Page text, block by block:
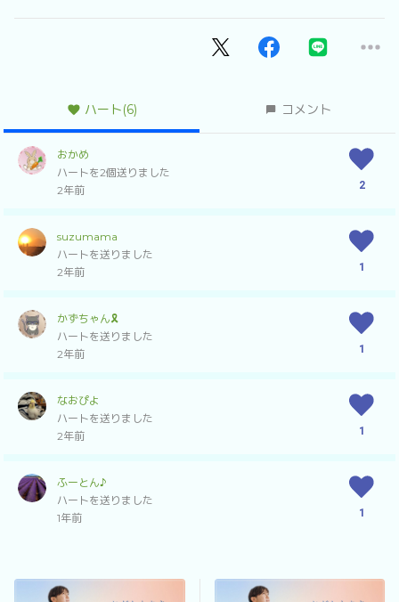
ハート(6) コメント
おかめ
ハートを2個送りました
2年前
2
suzumama
ハートを送りました
2年前
1
かずちゃん🎗
ハートを送りました
2年前
1
なおぴよ
ハートを送りました
2年前
1
ふーとん♪
ハートを送りました
1年前
1